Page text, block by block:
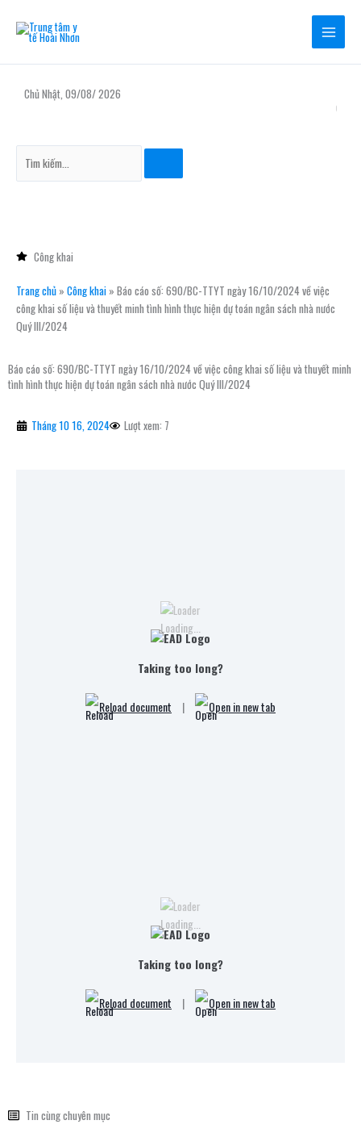
dung
Chủ Nhật, 09/08/ 2026
Chào
kiếm
Công khai
Trang chủ » Công khai » Báo cáo số: 690/BC-TTYT ngày 16/10/2024 về việc
công khai số liệu và thuyết minh tình hình thực hiện dự toán ngân sách nhà nước
Quý III/2024
Báo cáo số: 690/BC-TTYT ngày 16/10/2024 về việc công khai số liệu và thuyết minh
tình hình thực hiện dự toán ngân sách nhà nước Quý III/2024
Tháng 10 16, 2024 Lượt xem: 7
Loading...
Taking too long?
Reload document | Open in new tab
Loading...
Taking too long?
Reload document | Open in new tab
Tin cùng chuyên mục